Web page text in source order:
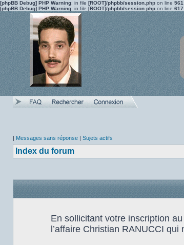
[phpBB Debug] PHP Warning: in file [ROOT]/phpbb/session.php on line 561
[phpBB Debug] PHP Warning: in file [ROOT]/phpbb/session.php on line 617
| Messages sans réponse | Sujets actifs
Index du forum
En sollicitant votre inscription
l’affaire Christian RANUCCI